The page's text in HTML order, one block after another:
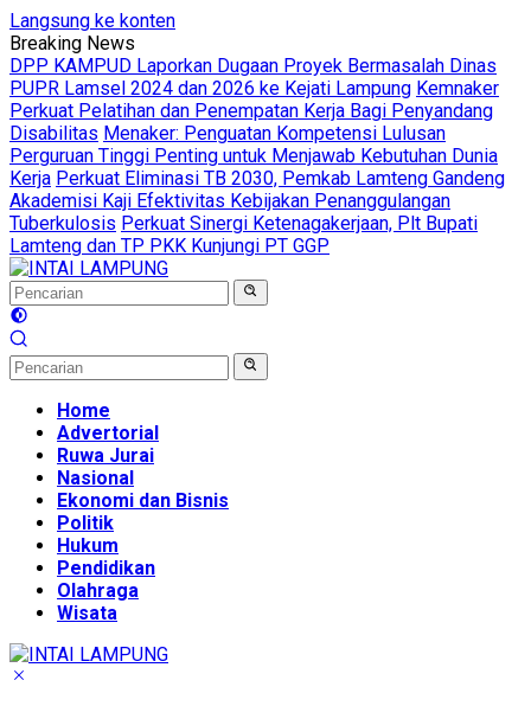
Langsung ke konten
Breaking News
DPP KAMPUD Laporkan Dugaan Proyek Bermasalah Dinas
PUPR Lamsel 2024 dan 2026 ke Kejati Lampung Kemnaker
Perkuat Pelatihan dan Penempatan Kerja Bagi Penyandang
Disabilitas Menaker: Penguatan Kompetensi Lulusan
Perguruan Tinggi Penting untuk Menjawab Kebutuhan Dunia
Kerja Perkuat Eliminasi TB 2030, Pemkab Lamteng Gandeng
Akademisi Kaji Efektivitas Kebijakan Penanggulangan
Tuberkulosis Perkuat Sinergi Ketenagakerjaan, Plt Bupati
Lamteng dan TP PKK Kunjungi PT GGP
Home
Advertorial
Ruwa Jurai
Nasional
Ekonomi dan Bisnis
Politik
Hukum
Pendidikan
Olahraga
Wisata